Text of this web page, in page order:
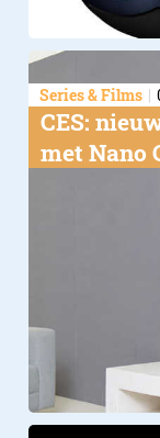
Series & Films
CES:
met Nano